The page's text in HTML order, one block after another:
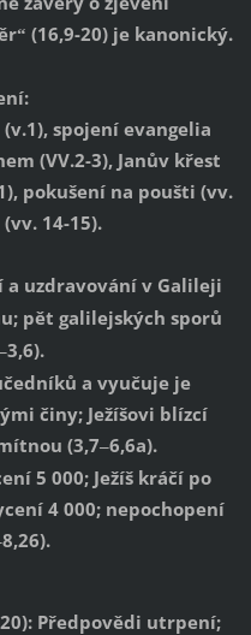
“ (16,9-20) je kanonický.
spojení evangelia
(VV.2-3), Janův křest
pokušení na poušti (vv.
(vv. 14-15).
a uzdravování v Galileji
pět galilejských sporů
3,6).
a vyučuje je
činy; Ježíšovi blízcí
(3,7–6,6a).
5 000; Ježíš kráčí po
4 000; nepochopení
8,26).
Předpovědi utrpení;